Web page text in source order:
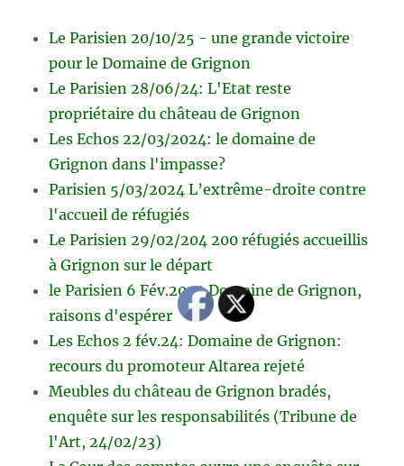
Le Parisien 20/10/25 - une grande victoire
pour le Domaine de Grignon
Le Parisien 28/06/24: L'Etat reste
propriétaire du château de Grignon
Les Echos 22/03/2024: le domaine de
Grignon dans l'impasse?
Parisien 5/03/2024 L’extrême-droite contre
l'accueil de réfugiés
Le Parisien 29/02/204 200 réfugiés accueillis
à Grignon sur le départ
le Parisien 6 Fév.2024 Domaine de Grignon,
raisons d'espérer
Les Echos 2 fév.24: Domaine de Grignon:
recours du promoteur Altarea rejeté
Meubles du château de Grignon bradés,
enquête sur les responsabilités (Tribune de
l'Art, 24/02/23)